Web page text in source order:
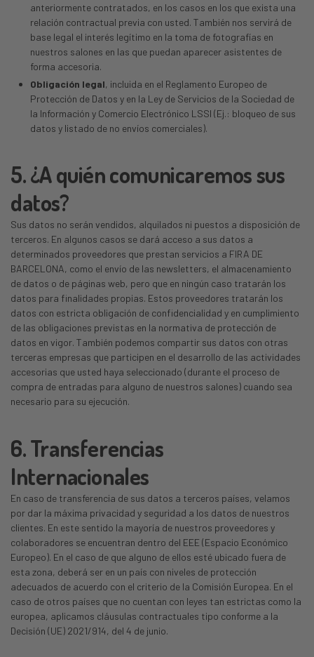
anteriormente contratados, en los casos en los que exista una
relación contractual previa con usted. También nos servirá de
base legal el interés legítimo en la toma de fotografías en
nuestros salones en las que puedan aparecer asistentes de
forma accesoria.
Obligación legal, incluida en el Reglamento Europeo de
Protección de Datos y en la Ley de Servicios de la Sociedad de
la Información y Comercio Electrónico LSSI (Ej.: bloqueo de sus
datos y listado de no envíos comerciales).
5. ¿A quién comunicaremos sus
datos?
Sus datos no serán vendidos, alquilados ni puestos a disposición de
terceros. En algunos casos se dará acceso a sus datos a
determinados proveedores que prestan servicios a FIRA DE
BARCELONA, como el envío de las newsletters, el almacenamiento
de datos o de páginas web, pero que en ningún caso tratarán los
datos para finalidades propias. Estos proveedores tratarán los
datos con estricta obligación de confidencialidad y en cumplimiento
de las obligaciones previstas en la normativa de protección de
datos en vigor. También podemos compartir sus datos con otras
terceras empresas que participen en el desarrollo de las actividades
accesorias que usted haya seleccionado (durante el proceso de
compra de entradas para alguno de nuestros salones) cuando sea
necesario para su ejecución.
6. Transferencias
Internacionales
En caso de transferencia de sus datos a terceros países, velamos
por dar la máxima privacidad y seguridad a los datos de nuestros
clientes. En este sentido la mayoría de nuestros proveedores y
colaboradores se encuentran dentro del EEE (Espacio Económico
Europeo). En el caso de que alguno de ellos esté ubicado fuera de
esta zona, deberá ser en un país con niveles de protección
adecuados de acuerdo con el criterio de la Comisión Europea. En el
caso de otros países que no cuentan con leyes tan estrictas como la
europea, aplicamos cláusulas contractuales tipo conforme a la
Decisión (UE) 2021/914, del 4 de junio.